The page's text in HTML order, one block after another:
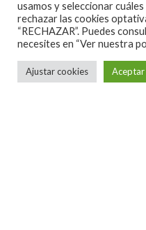
usamos y seleccionar
rechazar las cookies
“RECHAZAR”. Puedes
necesites en “Ver nuestra
Ajustar cookies Aceptar